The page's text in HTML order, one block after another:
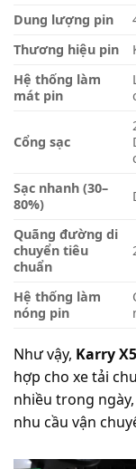
Dung lượng pin
Thương hiệu pin
Hệ thống làm
mát pin
Cổng sạc
Sạc nhanh (30–
80%)
Quãng đường di
chuyển tiêu
chuẩn
Hệ thống làm
nóng pin
Như vậy, Karry X5
hợp cho xe tải
nhiều trong
nhu cầu vận